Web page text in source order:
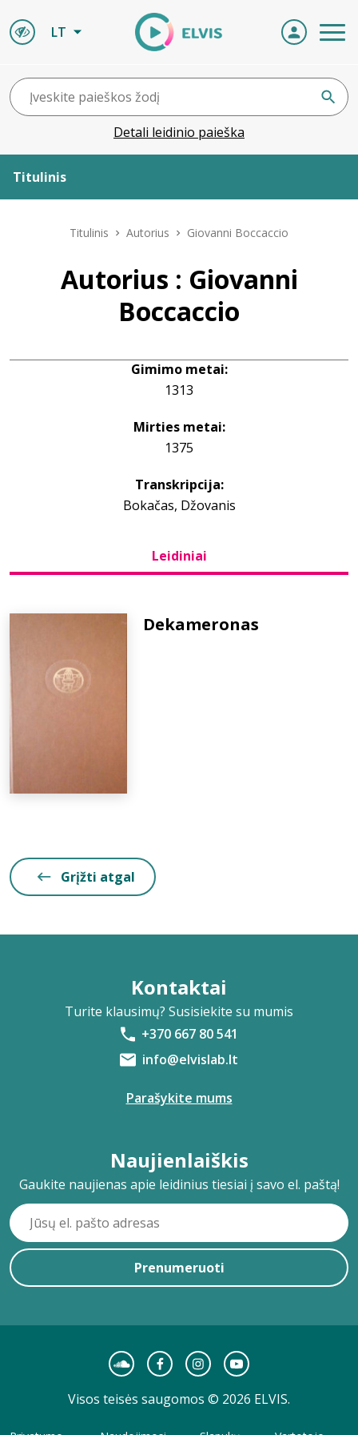
LT
Detali leidinio paieška
Titulinis
Leidiniai
Naujienos
Titulinis Autorius Giovanni Boccaccio
Autorius : Giovanni
Boccaccio
Gimimo metai:
1313
Mirties metai:
1375
Transkripcija:
Bokačas, Džovanis
Leidiniai
Dekameronas
Grįžti atgal
Kontaktai
Turite klausimų? Susisiekite su mumis
+370 667 80 541
info@elvislab.lt
Parašykite mums
Naujienlaiškis
Gaukite naujienas apie leidinius tiesiai į savo el. paštą!
Prenumeruoti
Visos teisės saugomos © 2026 ELVIS.